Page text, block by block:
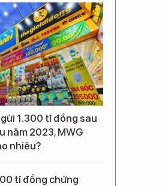
1.300 tỉ đồng sau
năm 2023, MWG
nhiêu?
tỉ đồng chứng